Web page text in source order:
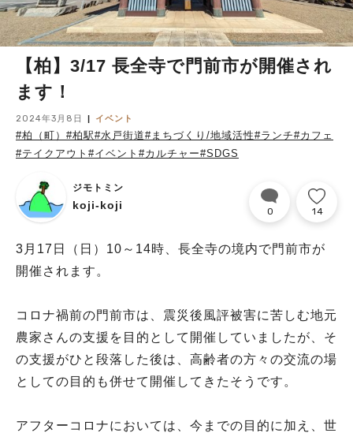
【柏】3/17 長全寺で門前市が開催され
ます！
2024年3月8日 イベント
#柏（町） #柏駅#水戸街道#まちづくり/地域活性#ランチ#カフェ
#テイクアウト #イベント #カルチャー#SDGS
ジモトミン
koji-koji 0 14
3月17日（日）10～14時、長全寺の境内で門前市が
開催されます。
コロナ禍前の門前市は、震災後風評被害に苦しむ地元
農家さんの支援を目的として開催していましたが、そ
の支援がひと段落した後は、高齢者の方々の交流の場
としての目的も併せて開催してきたそうです。
アフターコロナにおいては、今までの目的に加え、世